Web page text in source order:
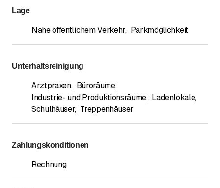
Lage
Nahe öffentlichem Verkehr, Parkmöglichkeit
Unterhaltsreinigung
Arztpraxen, Büroräume,
Industrie- und Produktionsräume, Ladenlokale,
Schulhäuser, Treppenhäuser
Zahlungskonditionen
Rechnung